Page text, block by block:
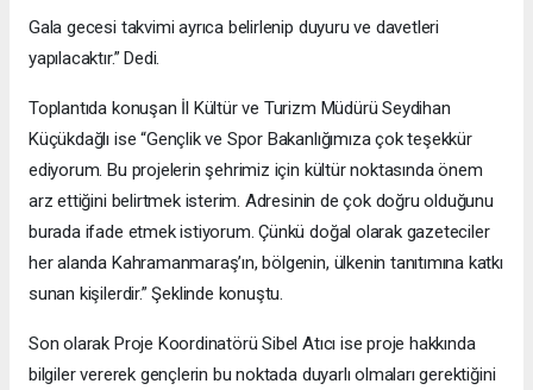
Gala gecesi takvimi ayrıca belirlenip duyuru ve davetleri
yapılacaktır.” Dedi.
Toplantıda konuşan İl Kültür ve Turizm Müdürü Seydihan
Küçükdağlı ise “Gençlik ve Spor Bakanlığımıza çok teşekkür
ediyorum. Bu projelerin şehrimiz için kültür noktasında önem
arz ettiğini belirtmek isterim. Adresinin de çok doğru olduğunu
burada ifade etmek istiyorum. Çünkü doğal olarak gazeteciler
her alanda Kahramanmaraş’ın, bölgenin, ülkenin tanıtımına katkı
sunan kişilerdir.” Şeklinde konuştu.
Son olarak Proje Koordinatörü Sibel Atıcı ise proje hakkında
bilgiler vererek gençlerin bu noktada duyarlı olmaları gerektiğini